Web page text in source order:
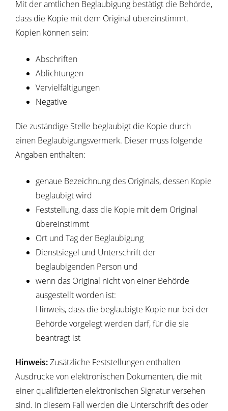
Mit der amtlichen Beglaubigung bestätigt die Behörde,
dass die Kopie mit dem Original übereinstimmt.
Kopien können sein:
Abschriften
Ablichtungen
Vervielfältigungen
Negative
Die zuständige Stelle beglaubigt die Kopie durch
einen Beglaubigungsvermerk. Dieser muss folgende
Angaben enthalten:
genaue Bezeichnung des Originals, dessen Kopie
beglaubigt wird
Feststellung, dass die Kopie mit dem Original
übereinstimmt
Ort und Tag der Beglaubigung
Dienstsiegel und Unterschrift der
beglaubigenden Person und
wenn das Original nicht von einer Behörde
ausgestellt worden ist:
Hinweis, dass die beglaubigte Kopie nur bei der
Behörde vorgelegt werden darf, für die sie
beantragt ist
Hinweis:Zusätzliche Feststellungen enthalten
Ausdrucke von elektronischen Dokumenten, die mit
einer qualifizierten elektronischen Signatur versehen
sind. In diesem Fall werden die Unterschrift des oder